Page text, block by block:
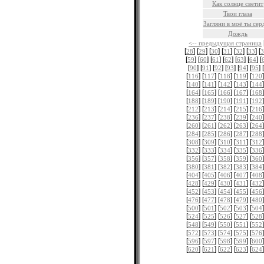
Как солнце светит
Твои глаза
Загляни в моё ты
Дождь
<-- предыдущая страница
[28] [29] [30] [31] [32] [33] [
[59] [60] [61] [62] [63] [64] [
[90] [91] [92] [93] [94] [95] [
[116] [117] [118] [119] [120
[140] [141] [142] [143] [144
[164] [165] [166] [167] [168
[188] [189] [190] [191] [192
[212] [213] [214] [215] [216
[236] [237] [238] [239] [240
[260] [261] [262] [263] [264
[284] [285] [286] [287] [288
[308] [309] [310] [311] [312
[332] [333] [334] [335] [336
[356] [357] [358] [359] [360
[380] [381] [382] [383] [384
[404] [405] [406] [407] [408
[428] [429] [430] [431] [432
[452] [453] [454] [455] [456
[476] [477] [478] [479] [480
[500] [501] [502] [503] [504
[524] [525] [526] [527] [528
[548] [549] [550] [551] [552
[572] [573] [574] [575] [576
[596] [597] [598] [599] [600
[620] [621] [622] [623] [624